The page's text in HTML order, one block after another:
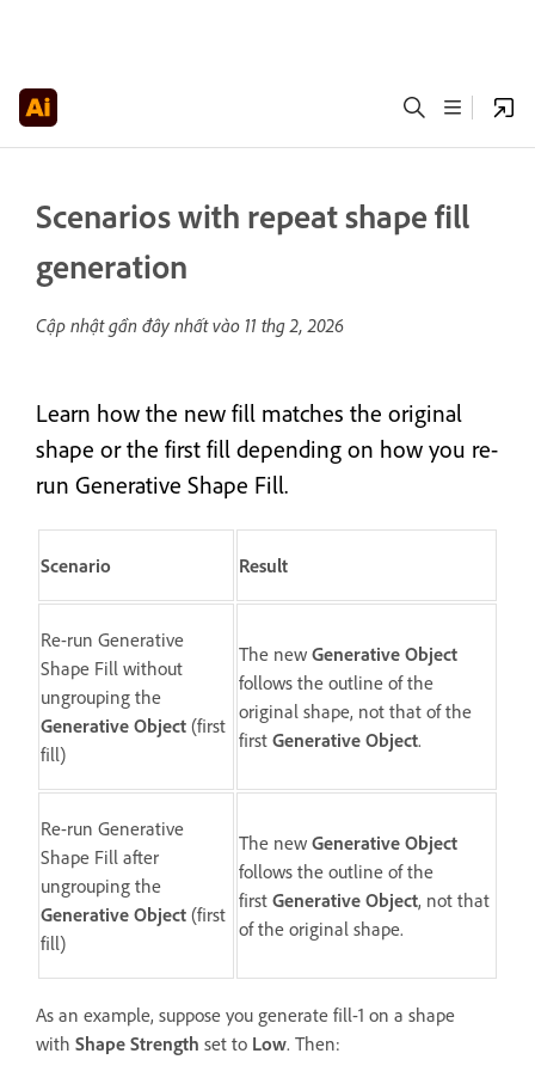
Scenarios with repeat shape fill
generation
Cập nhật gần đây nhất vào 11 thg 2, 2026
Learn how the new fill matches the original
shape or the first fill depending on how you re-
run Generative Shape Fill.
Scenario Result
Re-run Generative
Shape Fill without
ungrouping the
Generative Object (first
fill)
The new Generative Object
follows the outline of the
original shape, not that of the
first Generative Object.
Re-run Generative
Shape Fill after
ungrouping the
Generative Object (first
fill)
The new Generative Object
follows the outline of the
first Generative Object, not that
of the original shape.
As an example, suppose you generate fill-1 on a shape
with Shape Strength set to Low. Then: